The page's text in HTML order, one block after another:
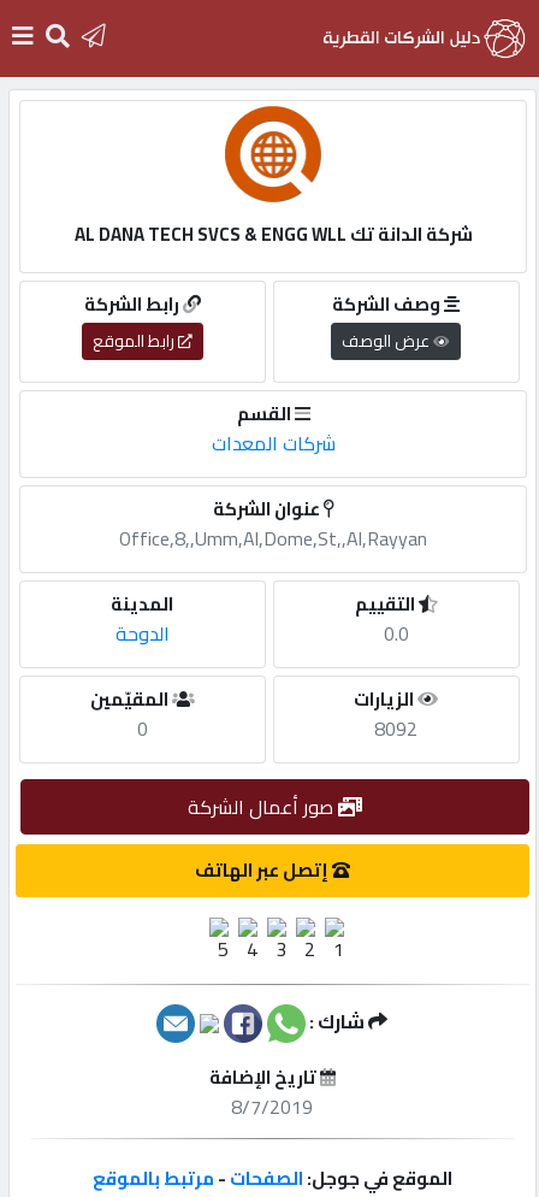
التسجيل
English
أضف
مطلوب
طلب
الاحصائيات
إتصل
شركة الدانة تك AL DANA TECH SVCS & ENGG WLL
رابط الشركة
رابط الموقع
وصف الشركة
عرض الوصف
القسم
شركات المعدات
عنوان الشركة
Office,8,,Umm,Al,Dome,St,,Al,Rayyan
المدينة
الدوحة
التقييم
0.0
المقيّمين
0
الزيارات
8092
صور أعمال الشركة
إتصل عبر الهاتف
شارك :
تاريخ الإضافة
8/7/2019
الموقع في جوجل:الصفحات-مرتبط بالموقع